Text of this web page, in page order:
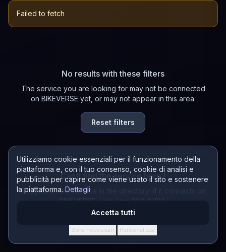
Utilizziamo cookie essenziali per il funzionamento della
piattaforma e, con il tuo consenso, cookie di analisi e
pubblicità per capire come viene usato il sito e sostenere
la piattaforma. Dettagli
Accetta tutti
Solo necessari · Personalizza
Failed to fetch
No results with these filters
The service you are looking for may not be connected
on BIKEVERSE yet, or may not appear in this area.
Reset filters
Can't find the service here?
Suggest a new service in the directory! If it connects on
BIKEVERSE, you earn 200 AURA.
Suggest a service